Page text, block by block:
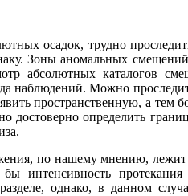
осадок, трудно
Зоны аномальных
абсолютных каталогов
наблюдений. Можно
пространственную, а тем
достоверно определить
по нашему мнению,
бы интенсивность
однако, в данном